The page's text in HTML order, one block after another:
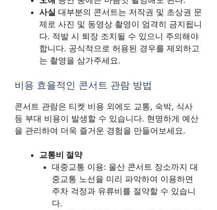
사실 대부분의 콘서트는 저작권 및 초상권 문
제로 사진 및 동영상 촬영이 엄격히 금지됩니
다. 적발 시 퇴장 조치될 수 있으니 주의해야
합니다. 공식적으로 허용된 경우를 제외하고
는 촬영을 삼가주세요.
비용 효율적인 콘서트 관람 방법
콘서트 관람은 티켓 비용 외에도 교통, 숙박, 식사
등 부대 비용이 발생할 수 있습니다. 현명하게 예산
을 관리하여 더욱 즐거운 경험을 만들어보세요.
교통비 절약
대중교통 이용: 울산 콘서트 장소까지 대
중교통 노선을 미리 파악하여 이용하면
주차 걱정과 유류비를 절약할 수 있습니
다.